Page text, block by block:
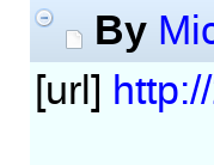
By
[url]